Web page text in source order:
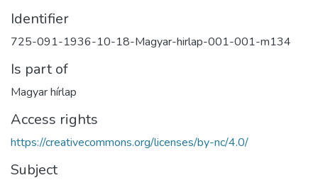
Identifier
725-091-1936-10-18-Magyar-hirlap-001-001-m134
Is part of
Magyar hírlap
Access rights
https://creativecommons.org/licenses/by-nc/4.0/
Subject